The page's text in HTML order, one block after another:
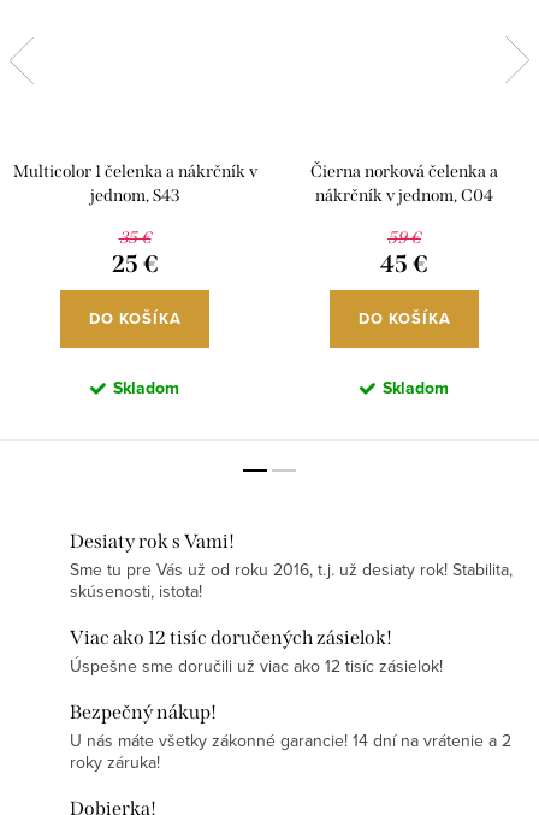
Multicolor 1 čelenka a nákrčník v
jednom, S43
35 €
25 €
DO KOŠÍKA
Skladom
Čierna norková čelenka a
nákrčník v jednom, C04
59 €
45 €
DO KOŠÍKA
Skladom
Desiaty rok s Vami!
Sme tu pre Vás už od roku 2016, t.j. už desiaty rok! Stabilita,
skúsenosti, istota!
Viac ako 12 tisíc doručených zásielok!
Úspešne sme doručili už viac ako 12 tisíc zásielok!
Bezpečný nákup!
U nás máte všetky zákonné garancie! 14 dní na vrátenie a 2
roky záruka!
Dobierka!